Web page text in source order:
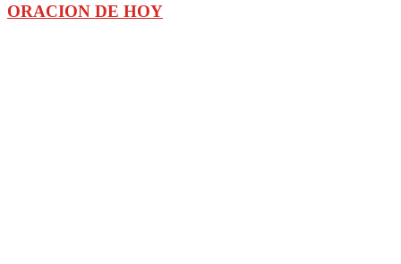
ORACION DE HOY